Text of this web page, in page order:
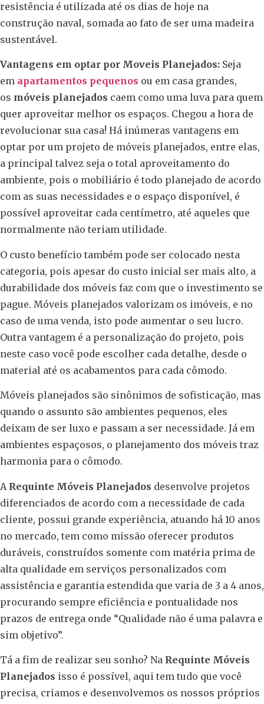
resistência é utilizada até os dias de hoje na
construção naval, somada ao fato de ser uma madeira
sustentável.
Vantagens em optar por Moveis Planejados: Seja
em apartamentos pequenos ou em casa grandes,
os móveis planejados caem como uma luva para quem
quer aproveitar melhor os espaços. Chegou a hora de
revolucionar sua casa! Há inúmeras vantagens em
optar por um projeto de móveis planejados, entre elas,
a principal talvez seja o total aproveitamento do
ambiente, pois o mobiliário é todo planejado de acordo
com as suas necessidades e o espaço disponível, é
possível aproveitar cada centímetro, até aqueles que
normalmente não teriam utilidade.
O custo benefício também pode ser colocado nesta
categoria, pois apesar do custo inicial ser mais alto, a
durabilidade dos móveis faz com que o investimento se
pague. Móveis planejados valorizam os imóveis, e no
caso de uma venda, isto pode aumentar o seu lucro.
Outra vantagem é a personalização do projeto, pois
neste caso você pode escolher cada detalhe, desde o
material até os acabamentos para cada cômodo.
Móveis planejados são sinônimos de sofisticação, mas
quando o assunto são ambientes pequenos, eles
deixam de ser luxo e passam a ser necessidade. Já em
ambientes espaçosos, o planejamento dos móveis traz
harmonia para o cômodo.
A Requinte Móveis Planejados desenvolve projetos
diferenciados de acordo com a necessidade de cada
cliente, possui grande experiência, atuando há 10 anos
no mercado, tem como missão oferecer produtos
duráveis, construídos somente com matéria prima de
alta qualidade em serviços personalizados com
assistência e garantia estendida que varia de 3 a 4 anos,
procurando sempre eficiência e pontualidade nos
prazos de entrega onde “Qualidade não é uma palavra e
sim objetivo”.
Tá a fim de realizar seu sonho? Na Requinte Móveis
Planejados isso é possível, aqui tem tudo que você
precisa, criamos e desenvolvemos os nossos próprios